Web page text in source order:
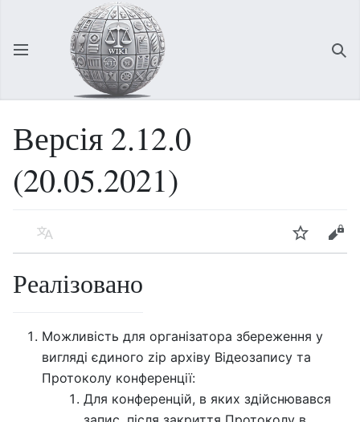
Відкрити головне меню
Версія 2.12.0
(20.05.2021)
Мова Спостерігати Редагувати
Реалізовано
Можливість для організатора збереження у
вигляді єдиного zip архіву Відеозапису та
Протоколу конференції:
Для конференцій, в яких здійснювався